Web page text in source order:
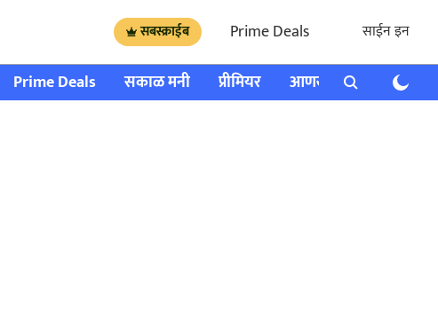
सबस्क्राईब Prime Deals साईन इन
Prime Deals सकाळ मनी प्रीमियर आणखी राशी भविष्य